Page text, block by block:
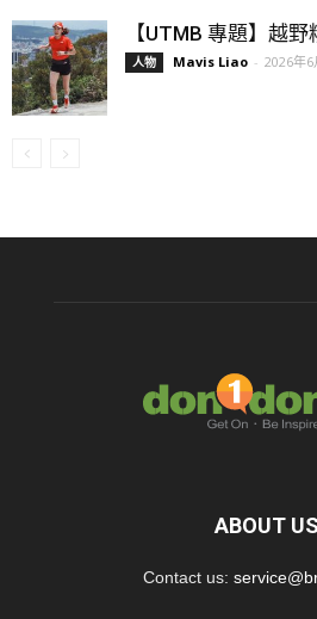
【UTMB 專題】越野
人物 Mavis Liao - 2026年6
ABOUT US
Contact us: